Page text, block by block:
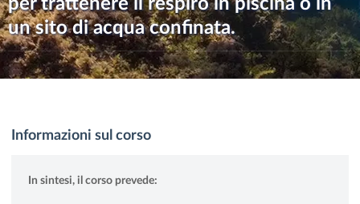
un sito di acqua confinata.
Informazioni sul corso
In sintesi, il corso prevede: